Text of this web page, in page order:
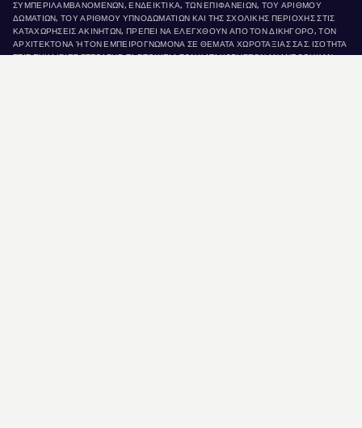
ΣΥΜΠΕΡΙΛΑΜΒΑΝΟΜΕΝΩΝ, ΕΝΔΕΙΚΤΙΚΑ, ΤΩΝ ΕΠΙΦΑΝΕΙΩΝ, ΤΟΥ ΑΡΙΘΜΟΥ
ΔΩΜΑΤΙΩΝ, ΤΟΥ ΑΡΙΘΜΟΥ ΥΠΝΟΔΩΜΑΤΙΩΝ ΚΑΙ ΤΗΣ ΣΧΟΛΙΚΗΣ ΠΕΡΙΟΧΗΣ ΣΤΙΣ
ΚΑΤΑΧΩΡΗΣΕΙΣ ΑΚΙΝΗΤΩΝ, ΠΡΕΠΕΙ ΝΑ ΕΛΕΓΧΘΟΥΝ ΑΠΟ ΤΟΝ ΔΙΚΗΓΟΡΟ, ΤΟΝ
ΑΡΧΙΤΕΚΤΟΝΑ Ή ΤΟΝ ΕΜΠΕΙΡΟΓΝΩΜΟΝΑ ΣΕ ΘΕΜΑΤΑ ΧΩΡΟΤΑΞΙΑΣ ΣΑΣ. ΙΣΟΤΗΤΑ
ΣΤΙΣ ΕΥΚΑΙΡΙΕΣ ΣΤΕΓΑΣΗΣ. ΤΑ ΣΤΟΙΧΕΙΑ ΤΩΝ ΚΑΤΑΧΩΡΗΣΕΩΝ ΑΝΑΝΕΩΘΗΚΑΝ